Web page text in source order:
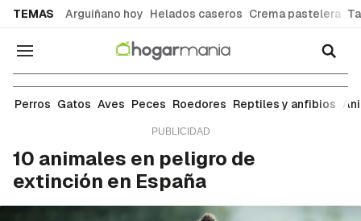
TEMAS Arguiñano hoy Helados caseros Crema pastelera
Navegación
Animales salvajes
Perros Gatos Aves Peces Roedores Reptiles y anfibios
10 animales en peligro de
extinción en España